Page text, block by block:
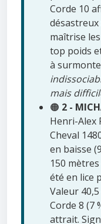
Corde 10
désastreux
maîtrise
top poids
à
mais
🟠 2 -
Henri-Alex
Cheval
en baisse
150
été en lice
Valeur
Corde 8 (7
attrait.